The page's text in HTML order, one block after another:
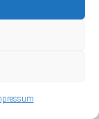
einer
du